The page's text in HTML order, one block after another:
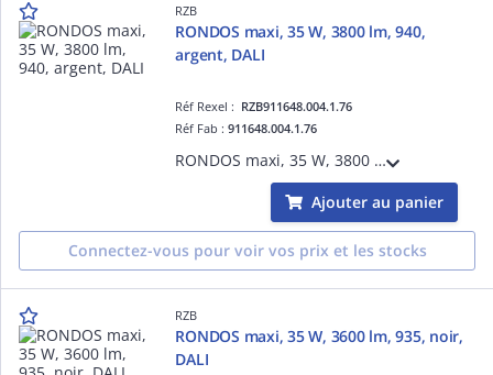
RZB
RONDOS maxi, 35 W, 3800 lm, 940,
argent, DALI
Réf Rexel : RZB911648.004.1.76
Réf Fab :911648.004.1.76
RONDOS maxi, 35 W, 3800 lm, 940, argent, DALI, Projecteurs à encastrer, D 178 H 3 HEL 140, 42°
Ajouter au panier
Connectez-vous pour voir vos prix et les stocks
RZB
RONDOS maxi, 35 W, 3600 lm, 935, noir,
DALI